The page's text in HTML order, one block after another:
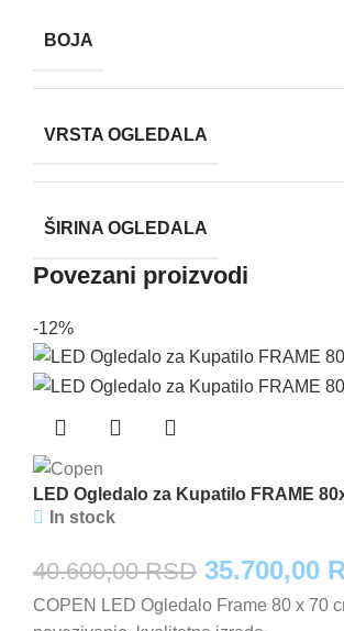
BOJA
VRSTA OGLEDALA
ŠIRINA OGLEDALA
Povezani proizvodi
-12%
LED Ogledalo za Kupatilo FRAME
In stock
40.600,00RSD Originalna
cena
35.700,00
COPEN LED Ogledalo Frame 80 x 70